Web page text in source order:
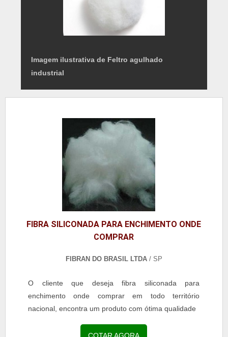
Imagem ilustrativa de Feltro agulhado
industrial
FIBRA SILICONADA PARA ENCHIMENTO ONDE
COMPRAR
FIBRAN DO BRASIL LTDA/ SP
O cliente que deseja fibra siliconada para
enchimento onde comprar em todo território
nacional, encontra um produto com ótima qualidade